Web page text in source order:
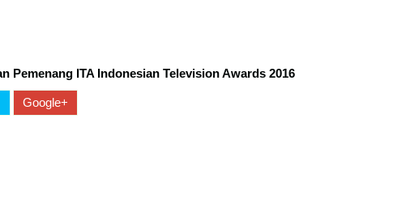
Pemenang ITA Indonesian Television Awards 2016
Google+